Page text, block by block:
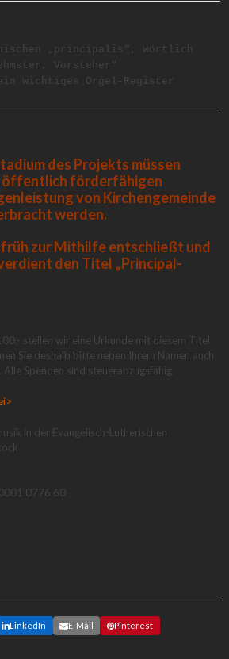
„principalis“, wörtlich
Vorsteher“
wichtiges Orgel-Register
des Projekts müssen
öffentlich förderfähigen
von Kirchengemeinde
werden.
früh zur Mithilfe entschließt und
den Titel „Principal-
stellen wir eine Urkunde mit diesem Titel
Sie deshalb bitte neben Ihrem Namen auch
Spenden sind steuerabzugsfähig.
in der Evangelisch-Lutherischen
0776 60
LinkedIn E-Mail Pinterest